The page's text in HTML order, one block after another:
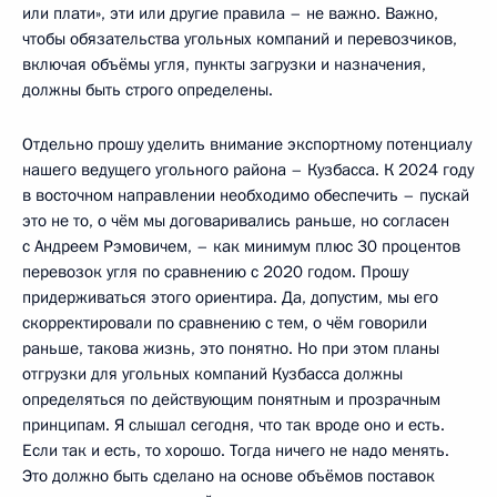
или плати», эти или другие правила – не важно. Важно,
чтобы обязательства угольных компаний и перевозчиков,
включая объёмы угля, пункты загрузки и назначения,
должны быть строго определены.
Отдельно прошу уделить внимание экспортному потенциалу
нашего ведущего угольного района – Кузбасса. К 2024 году
в восточном направлении необходимо обеспечить – пускай
это не то, о чём мы договаривались раньше, но согласен
с Андреем Рэмовичем, – как минимум плюс 30 процентов
перевозок угля по сравнению с 2020 годом. Прошу
придерживаться этого ориентира. Да, допустим, мы его
скорректировали по сравнению с тем, о чём говорили
раньше, такова жизнь, это понятно. Но при этом планы
отгрузки для угольных компаний Кузбасса должны
определяться по действующим понятным и прозрачным
принципам. Я слышал сегодня, что так вроде оно и есть.
Если так и есть, то хорошо. Тогда ничего не надо менять.
Это должно быть сделано на основе объёмов поставок